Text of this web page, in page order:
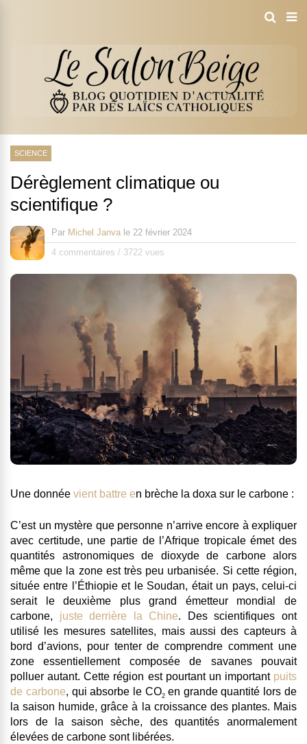
SCIENCE
Dérèglement climatique ou
scientifique ?
Par Michel Janva le 22 février 2024
4 commentaires / 3722 vues
Une donnée vient battre en brèche la doxa sur le carbone :
C’est un mystère que personne n’arrive encore à expliquer
avec certitude, une partie de
l’Afrique tropicale émet des
quantités astronomiques de dioxyde de carbone alors
même que la zone est très peu urbanisée. Si cette région,
située entre l’Éthiopie et le Soudan, était un pays, celui-ci
serait le deuxième plus grand émetteur mondial de
carbone,
juste derrière la Chine. Des scientifiques ont
utilisé les mesures satellites, mais aussi des capteursà
bord d’avions, pour tenter de comprendre comment une
zone essentiellement composée de savanes pouvait
polluer autant. Cette région est pourtant un important puits
de carbone, qui absorbe le CO2 en grande quantité lors de
la saison humide, grâce à la croissance des plantes. Mais
lors de la saison sèche, des quantités anormalement
élevées de carbone sont libérées.